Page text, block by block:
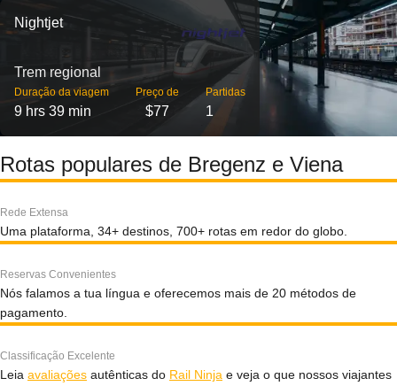
Nightjet
Trem regional
Duração da viagem
9 hrs 39 min
Preço de
$77
Partidas
1
Rotas populares de Bregenz e Viena
Rede Extensa
Uma plataforma, 34+ destinos, 700+ rotas em redor do globo.
Reservas Convenientes
Nós falamos a tua língua e oferecemos mais de 20 métodos de
pagamento.
Classificação Excelente
Leia avaliações autênticas do Rail Ninja e veja o que nossos viajantes